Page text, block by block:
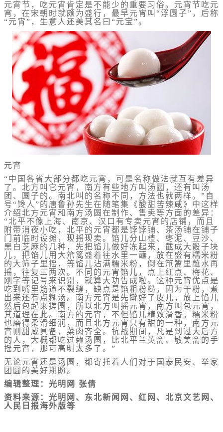
元宵节，吃元宵肯定是不能少的重要习俗。元宵节吃元
宵，在宋朝时就颇为盛行，最早元宵叫“浮圆子”，后称
“元宵”，生意人还美其名曰“元宝”。
元宵
“中国各省大部分都吃元宵，可是名称做法就互有差异
了。北方叫它元宵，南方有些地方叫汤圆，还有叫汤
团、圆子的。南北叫的名称不同，方法也就两样。”自
号“馋人”的唐鲁孙先生在随笔集《酸甜苦辣咸》中这样
介绍北方元宵和南方汤圆在制作、售卖等方面的差异：
“北平不像上海、南京、汉口有专卖元宵的店铺，而且
附带消夜小吃，北平的元宵都是饽饽铺、茶汤铺在铺子
门前临时设摊，现摇现卖。馅儿分山楂、枣泥、豆沙、
黑白芝麻的几种，先把馅儿做好冻起来，截成大骰子块
儿，把馅儿用大笊篱盛着往水里一蘸，放在盛有糯米粉
的大筛子里摇，等馅儿沾满糯米粉，倒在笊篱里蘸水再
摇，往复三两次。不同的元宵馅儿，点上红点、梅花、
刚字等记号来识别，就算大功告成啦。这种元宵优点是
吃到嘴里筋道不裂缝，缺点是馅粗粉糙，因为干粉，煮
出来还有点糊汤。南方元宵是先擀好了皮儿，放上馅儿
然后包起来搓圆，所以北方叫摇元宵，南方叫包元宵，
其道理在此。南方的元宵，不但馅儿精致滑香，糯米粉
也磨得柔滑细润，而且北方元宵只有甜的一种，南方元
宵则甜咸具备，菜肉齐全。抗战期间，凡是到过大后方
的人，大概都吃过赖汤圆，比北平兰英斋、敏美斋的手
摇元宵，那可高明太多了。”
无论元宵还是汤圆，都寄托着人们对于国泰民安、举家
团圆的美好期盼。
编辑整理：光明网 张倩
资料来源：光明网、东北新闻网、红网、北京文艺网、
人民日报海外版等